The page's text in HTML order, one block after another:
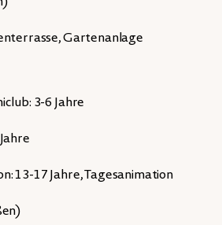
Gartenanlage
3-6 Jahre
13-17 Jahre, Tagesanimation